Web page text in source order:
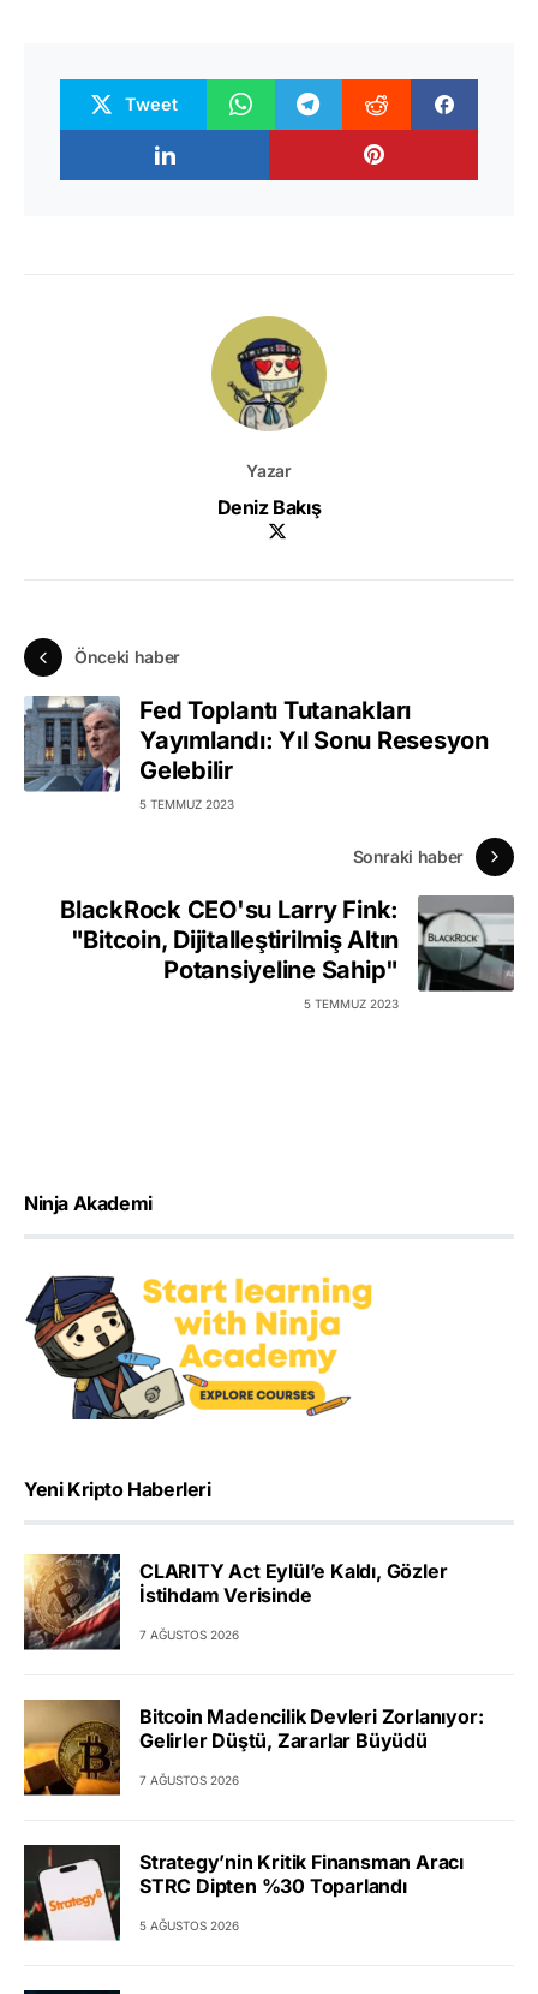
Tweet
Yazar
Deniz Bakış
Önceki haber
Fed Toplantı Tutanakları
Yayımlandı: Yıl Sonu Resesyon
Gelebilir
5 TEMMUZ 2023
Sonraki haber
BlackRock CEO'su Larry Fink:
"Bitcoin, Dijitalleştirilmiş Altın
Potansiyeline Sahip"
5 TEMMUZ 2023
Ninja Akademi
Yeni Kripto Haberleri
CLARITY Act Eylül’e Kaldı, Gözler
İstihdam Verisinde
7 AĞUSTOS 2026
Bitcoin Madencilik Devleri Zorlanıyor:
Gelirler Düştü, Zararlar Büyüdü
7 AĞUSTOS 2026
Strategy’nin Kritik Finansman Aracı
STRC Dipten %30 Toparlandı
5 AĞUSTOS 2026